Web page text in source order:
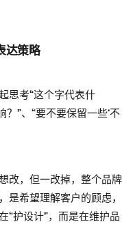
达策略
思考“这个字代表什
”、“要不要保留一些‘不
改，但一改掉，整个品牌
是希望理解客户的顾虑，
“护设计”，而是在维护品